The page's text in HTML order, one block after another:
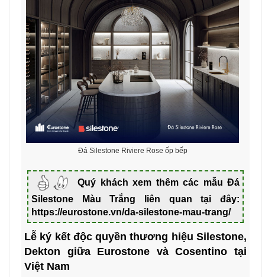
Đá Silestone Riviere Rose ốp bếp
Quý khách xem thêm các mẫu Đá
Silestone Màu Trắng liên quan tại đây:
https://eurostone.vn/da-silestone-mau-trang/
Lễ ký kết độc quyền thương hiệu Silestone,
Dekton giữa Eurostone và Cosentino tại
Việt Nam